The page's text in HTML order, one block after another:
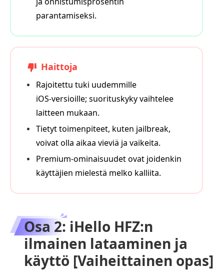
parantamiseksi.
Haittoja
Rajoitettu tuki uudemmille
iOS‑versioille; suorituskyky vaihtelee
laitteen mukaan.
Tietyt toimenpiteet, kuten jailbreak,
voivat olla aikaa vieviä ja vaikeita.
Premium‑ominaisuudet ovat joidenkin
käyttäjien mielestä melko kalliita.
Osa 2: iHello HFZ:n
ilmainen lataaminen ja
käyttö [Vaiheittainen opas]